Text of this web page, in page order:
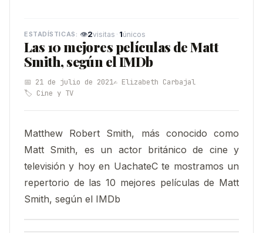
👁2visitas · 1únicos
Las 10 mejores películas de Matt
Smith, según el IMDb
📅 21 de julio de 2021✍️ Elizabeth Carbajal
🏷️ Cine y TV
Matthew Robert Smith, más conocido como
Matt Smith, es un actor británico de cine y
televisión y hoy en UachateC te mostramos un
repertorio de las 10 mejores películas de Matt
Smith, según el IMDb